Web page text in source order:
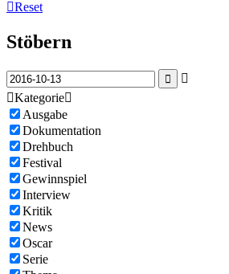
Reset
Stöbern


Kategorie
Ausgabe
Dokumentation
Drehbuch
Festival
Gewinnspiel
Interview
Kritik
News
Oscar
Serie